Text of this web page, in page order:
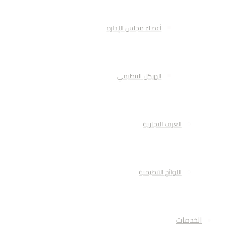
أعضاء مجلس الإدارة
الهيكل التنظيمي
الغرف التجارية
اللوائح التنظيمية
الخدمات